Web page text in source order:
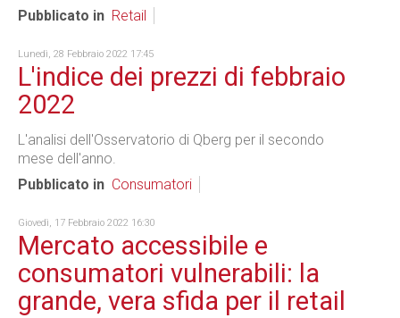
Pubblicato in Retail
Lunedì, 28 Febbraio 2022 17:45
L'indice dei prezzi di febbraio
2022
L'analisi dell'Osservatorio di Qberg per il secondo
mese dell'anno.
Pubblicato in Consumatori
Giovedì, 17 Febbraio 2022 16:30
Mercato accessibile e
consumatori vulnerabili: la
grande, vera sfida per il retail